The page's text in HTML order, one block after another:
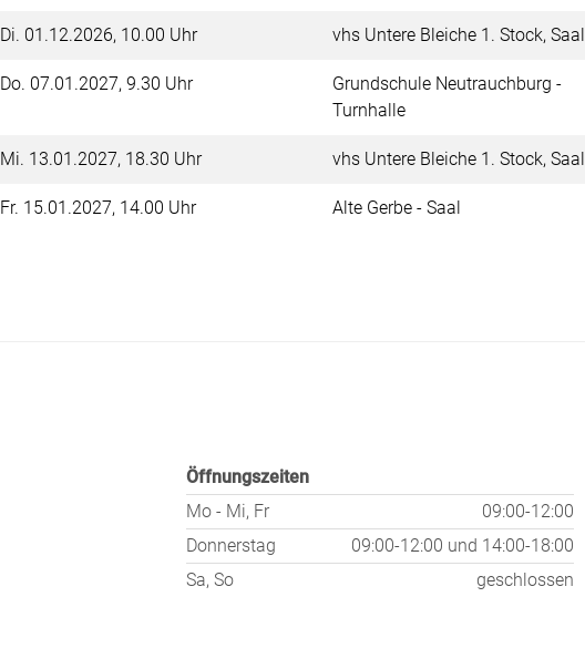
Di. 01.12.2026, 10.00 Uhr vhs Untere Bleiche 1. Stock, Saal
Do. 07.01.2027, 9.30 Uhr
Grundschule Neutrauchburg -
Turnhalle
Mi. 13.01.2027, 18.30 Uhr vhs Untere Bleiche 1. Stock, Saal
Fr. 15.01.2027, 14.00 Uhr Alte Gerbe - Saal
Öffnungszeiten
Mo - Mi, Fr
09:00-12:00
Donnerstag
09:00-12:00 und 14:00-18:00
Sa, So
geschlossen